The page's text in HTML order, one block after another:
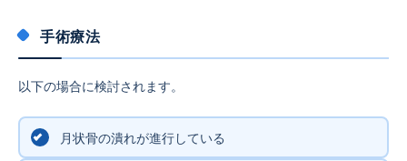
手術療法
以下の場合に検討されます。
月状骨の潰れが進行している